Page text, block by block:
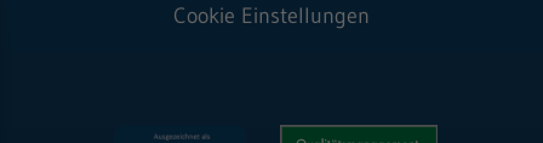
Cookie Einstellungen